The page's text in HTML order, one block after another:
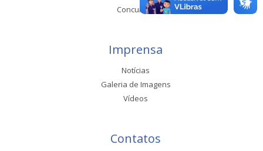
Concursos
Imprensa
Notícias
Galeria de Imagens
Vídeos
Contatos